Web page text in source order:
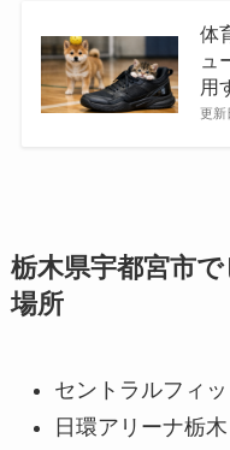
体
ュ
用
更新
栃木県宇都宮市
場所
セントラルフィ
日環アリーナ栃木